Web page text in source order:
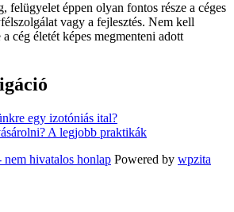
felügyelet éppen olyan fontos része a céges
vagy a fejlesztés. Nem kell
cég életét képes megmenteni adott
egy izotóniás ital?
A legjobb praktikák
hivatalos honlap Powered by wpzita